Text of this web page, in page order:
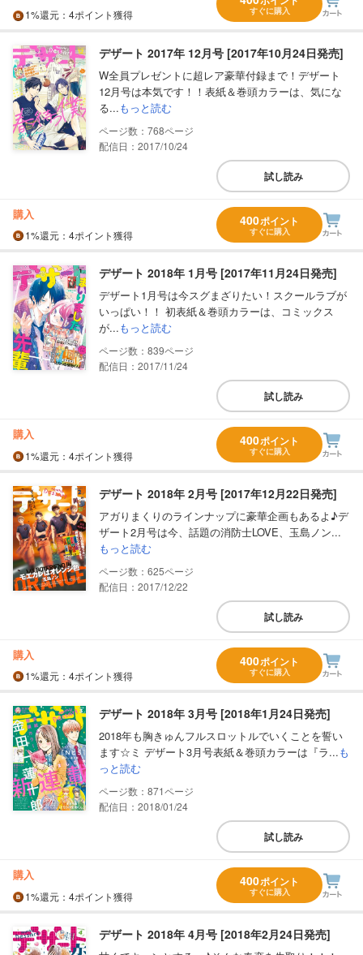
1%還元 ：4ポイント獲得 すぐに購入
デザート 2017年 12月号 [2017年10月24日発売]
W全員プレゼントに超レア豪華付録まで！デザート
12月号は本気です！！表紙＆巻頭カラーは、気にな
る...もっと読む
768
配信日：2017/10/24
試し読み
購入
1%還元 ：4ポイント獲得
400ポイント
すぐに購入
デザート 2018年 1月号 [2017年11月24日発売]
デザート1月号は今スグまざりたい！スクールラブが
いっぱい！！ 初表紙＆巻頭カラーは、コミックス
が...もっと読む
839
配信日：2017/11/24
試し読み
購入
1%還元 ：4ポイント獲得
400ポイント
すぐに購入
デザート 2018年 2月号 [2017年12月22日発売]
アガりまくりのラインナップに豪華企画もあるよ♪デ
ザート2月号は今、話題の消防士LOVE、玉島ノン...
もっと読む
625
配信日：2017/12/22
試し読み
購入
1%還元 ：4ポイント獲得
400ポイント
すぐに購入
デザート 2018年 3月号 [2018年1月24日発売]
2018年も胸きゅんフルスロットルでいくことを誓い
ます☆ミ デザート3月号表紙＆巻頭カラーは『ラ...も
っと読む
871
配信日：2018/01/24
試し読み
購入
1%還元 ：4ポイント獲得
400ポイント
すぐに購入
デザート 2018年 4月号 [2018年2月24日発売]